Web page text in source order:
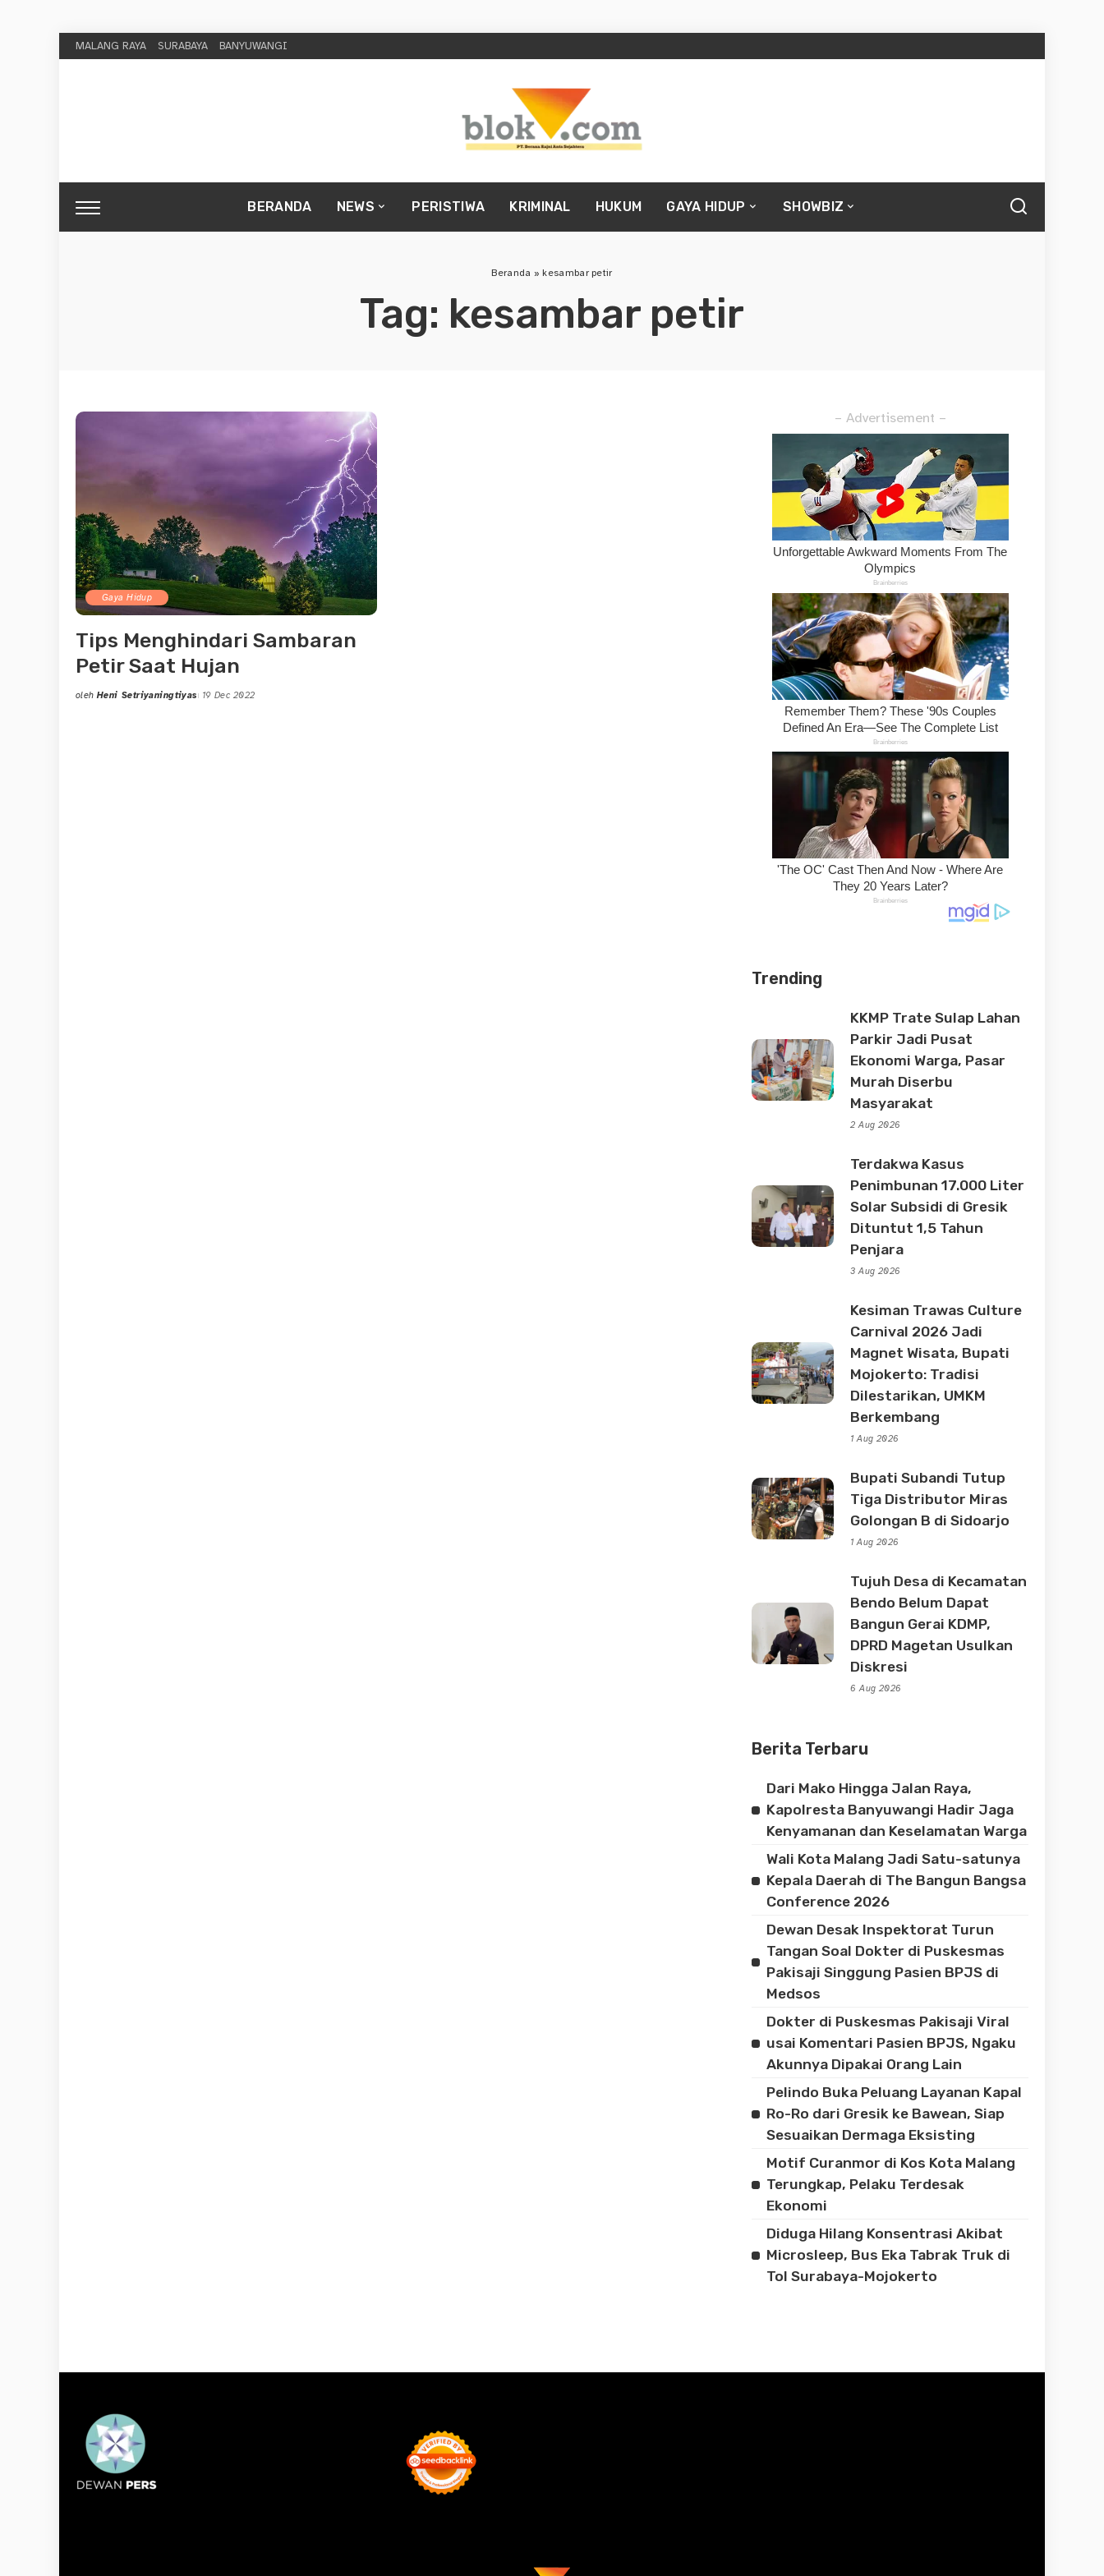
MALANG RAYA SURABAYA BANYUWANGI
BERANDA NEWS PERISTIWA KRIMINAL HUKUM GAYA HIDUP SHOWBIZ
Beranda »kesambar petir
Tag: kesambar petir
Gaya Hidup
Tips Menghindari Sambaran
Petir Saat Hujan
Posted
oleh Heni Setriyaningtiyas 19 Dec 2022
– Advertisement –
Trending
KKMP Trate Sulap Lahan
Parkir Jadi Pusat
Ekonomi Warga, Pasar
Murah Diserbu
Masyarakat
2 Aug 2026
Terdakwa Kasus
Penimbunan 17.000 Liter
Solar Subsidi di Gresik
Dituntut 1,5 Tahun
Penjara
3 Aug 2026
Kesiman Trawas Culture
Carnival 2026 Jadi
Magnet Wisata, Bupati
Mojokerto: Tradisi
Dilestarikan, UMKM
Berkembang
1 Aug 2026
Bupati Subandi Tutup
Tiga Distributor Miras
Golongan B di Sidoarjo
1 Aug 2026
Tujuh Desa di Kecamatan
Bendo Belum Dapat
Bangun Gerai KDMP,
DPRD Magetan Usulkan
Diskresi
6 Aug 2026
Berita Terbaru
Dari Mako Hingga Jalan Raya,
Kapolresta Banyuwangi Hadir Jaga
Kenyamanan dan Keselamatan Warga
Wali Kota Malang Jadi Satu-satunya
Kepala Daerah di The Bangun Bangsa
Conference 2026
Dewan Desak Inspektorat Turun
Tangan Soal Dokter di Puskesmas
Pakisaji Singgung Pasien BPJS di
Medsos
Dokter di Puskesmas Pakisaji Viral
usai Komentari Pasien BPJS, Ngaku
Akunnya Dipakai Orang Lain
Pelindo Buka Peluang Layanan Kapal
Ro-Ro dari Gresik ke Bawean, Siap
Sesuaikan Dermaga Eksisting
Motif Curanmor di Kos Kota Malang
Terungkap, Pelaku Terdesak
Ekonomi
Diduga Hilang Konsentrasi Akibat
Microsleep, Bus Eka Tabrak Truk di
Tol Surabaya-Mojokerto